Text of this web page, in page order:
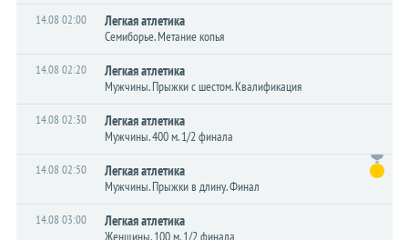
14.08 02:00 Легкая атлетика
Семиборье. Метание копья
14.08 02:20 Легкая атлетика
Мужчины. Прыжки с шестом. Квалификация
14.08 02:30 Легкая атлетика
Мужчины. 400 м. 1/2 финала
14.08 02:50 Легкая атлетика
Мужчины. Прыжки в длину. Финал
14.08 03:00 Легкая атлетика
Женщины. 100 м. 1/2 финала